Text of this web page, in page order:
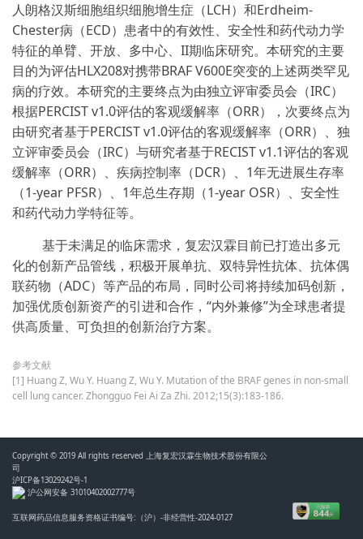
人朗格汉斯细胞组织细胞增生症（LCH）和Erdheim-
Chester病（ECD）患者中的有效性、安全性和药代动力学
特征的单臂、开放、多中心、II期临床研究。本研究的主要
目的为评估HLX208对携带BRAF V600E突变的上述两类罕见
病的疗效。本研究的主要终点为由独立评审委员会（IRC）
根据PERCIST v1.0评估的客观缓解率（ORR），次要终点为
由研究者基于PERCIST v1.0评估的客观缓解率（ORR）、独
立评审委员会（IRC）与研究者基于RECIST v1.1评估的客观
缓解率（ORR）、疾病控制率（DCR）、1年无进展生存率
（1-year PFSR）、1年总生存期（1-year OSR）、安全性
和药代动力学特征等。
基于未满足的临床需求，复宏汉霖目前已打造出多元
化的创新产品管线，积极开展单抗、双特异性抗体、抗体偶
联药物（ADC）等产品的布局，同时公司将持续加码创新，
加强优质创新资产的引进和合作，“内外兼修”为全球患者提
供高质量、可负担的创新治疗方案。
参考文献
[1] Huang Z, Wu Y. Huang Z, Wu Y. Mutation of the BRAF genes in non-small
cell lung cancer. Zhongguo Fei Ai Za Zhi. 2012;15(3):183-186.
Copyright © 2019 All rights reserved 上海复宏汉霖生物技术股份有限公
司
沪ICP备13029242号-1
沪公网安备 31010402002777号
互联网药品信息服务资格证书编号:（沪）-非经营性-2024-0127